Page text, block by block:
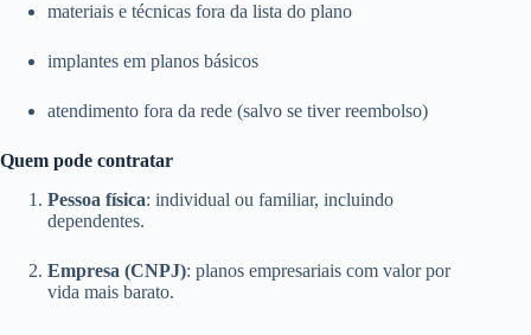
materiais e técnicas fora da lista do plano
implantes em planos básicos
atendimento fora da rede (salvo se tiver reembolso)
Quem pode contratar
Pessoa física: individual ou familiar, incluindo
dependentes.
Empresa (CNPJ): planos empresariais com valor por
vida mais barato.